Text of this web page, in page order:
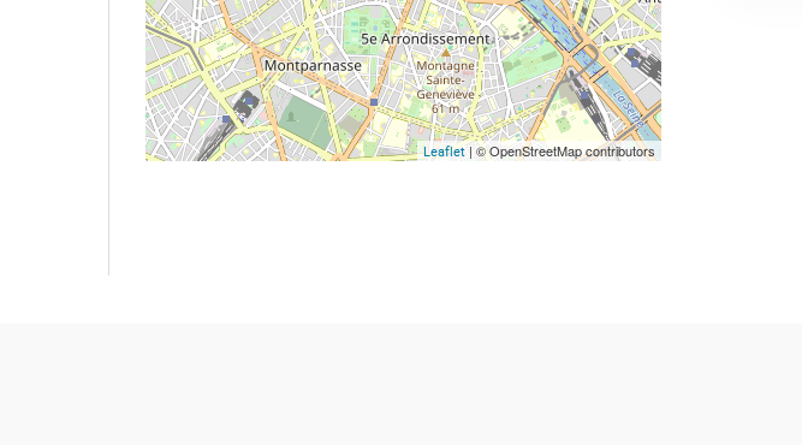
Leaflet| © OpenStreetMap contributors